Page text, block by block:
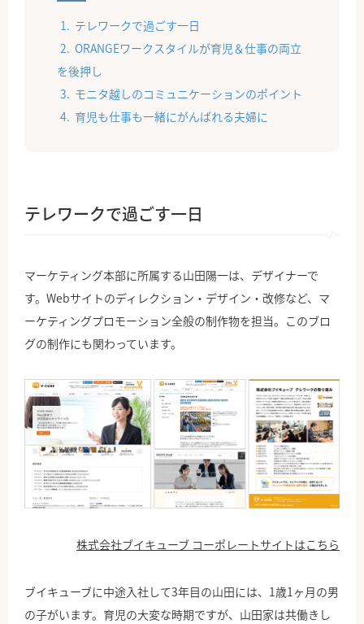
テレワークで過ごす一日
ORANGEワークスタイルが育児＆仕事の両立
を後押し
モニタ越しのコミュニケーションのポイント
育児も仕事も一緒にがんばれる夫婦に
テレワークで過ごす一日
マーケティング本部に所属する山田陽一は、デザイナーで
す。Webサイトのディレクション・デザイン・改修など、マ
ーケティングプロモーション全般の制作物を担当。このブロ
グの制作にも関わっています。
株式会社ブイキューブ コーポレートサイトはこちら
ブイキューブに中途入社して3年目の山田には、1歳1ヶ月の男
の子がいます。育児の大変な時期ですが、山田家は共働きし